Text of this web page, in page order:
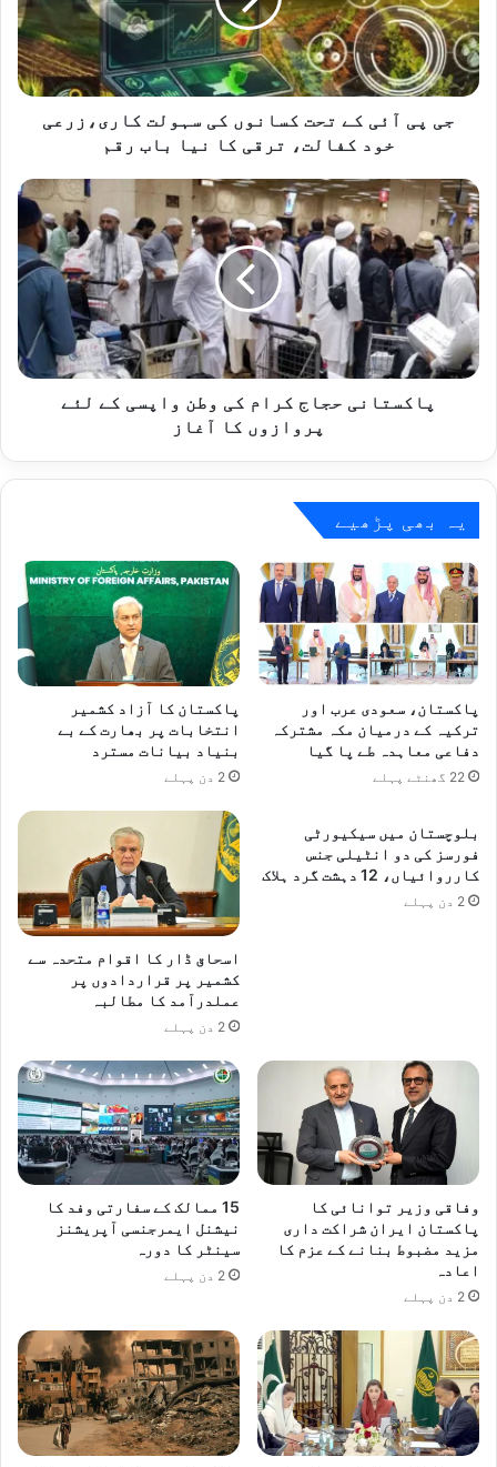
کسانوں
کی
سہولت
کاری،زرعی
کا
نیا
باب
رقم
جی پی آئی کے تحت کسانوں کی سہولت کاری،زرعی
خود کفالت، ترقی کا نیا باب رقم
پاکستانی
حجاج
کرام
کی
وطن
واپسی
کے
لئے
پروازوں
پاکستانی حجاج کرام کی وطن واپسی کے لئے
پروازوں کا آغاز
یہ بھی پڑھیے
پاکستان، سعودی عرب اور
ترکیہ کے درمیان مکہ مشترکہ
دفاعی معاہدہ طے پا گیا
22 گھنٹے پہلے
پاکستان کا آزاد کشمیر
انتخابات پر بھارت کے بے
بنیاد بیانات مسترد
2 دن پہلے
بلوچستان میں سیکیورٹی
فورسز کی دو انٹیلی جنس
کارروائیاں، 12 دہشت گرد ہلاک
2 دن پہلے
اسحاق ڈار کا اقوام متحدہ سے
کشمیر پر قراردادوں پر
عملدرآمد کا مطالبہ
2 دن پہلے
وفاقی وزیر توانائی کا
پاکستان ایران شراکت داری
مزید مضبوط بنانے کے عزم کا
اعادہ
2 دن پہلے
15 ممالک کے سفارتی وفد کا
نیشنل ایمرجنسی آپریشنز
سینٹر کا دورہ
2 دن پہلے